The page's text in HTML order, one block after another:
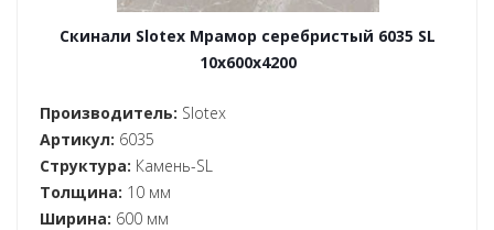
Скинали Slotex Мрамор серебристый 6035 SL
10x600x4200
Производитель: Slotex
Артикул: 6035
Структура: Камень-SL
Толщина: 10 мм
Ширина: 600 мм